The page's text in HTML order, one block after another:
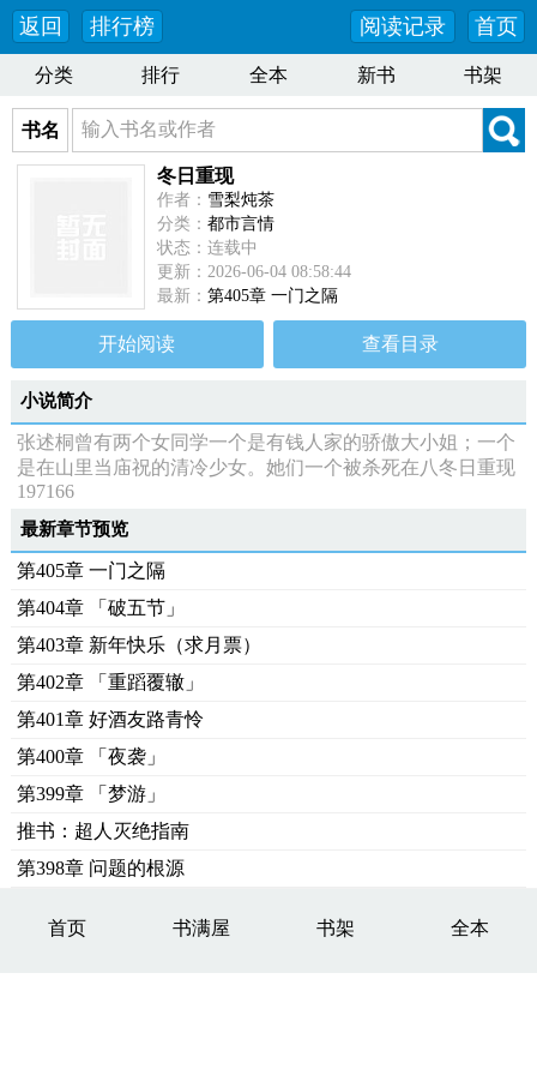
返回 排行榜 首页
阅读记录
分类 排行 全本 新书 书架
书名
冬日重现
作者： 雪梨炖茶
分类： 都市言情
状态：连载中
更新：2026-06-04 08:58:44
最新： 第405章 一门之隔
开始阅读 查看目录
小说简介
张述桐曾有两个女同学一个是有钱人家的骄傲大小姐；一个
是在山里当庙祝的清冷少女。她们一个被杀死在八冬日重现
197166
最新章节预览
第405章 一门之隔
第404章 「破五节」
第403章 新年快乐（求月票）
第402章 「重蹈覆辙」
第401章 好酒友路青怜
第400章 「夜袭」
第399章 「梦游」
推书：超人灭绝指南
第398章 问题的根源
首页 书满屋 书架 全本